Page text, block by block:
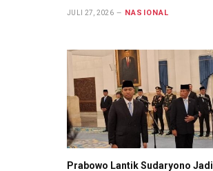
JULI 27, 2026 NASIONAL
Prabowo Lantik Sudaryono Jadi